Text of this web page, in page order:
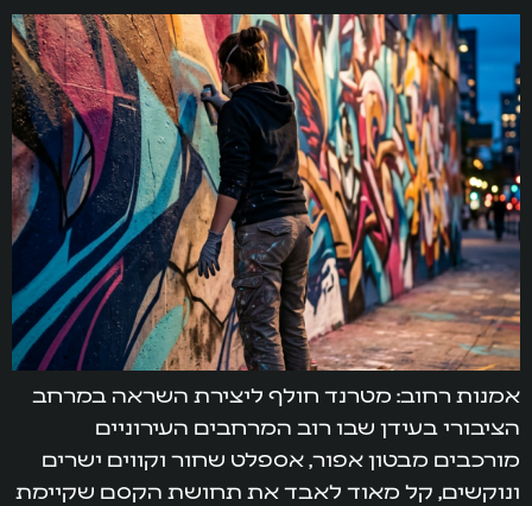
אמנות רחוב: מטרנד חולף ליצירת השראה במרחב
הציבורי בעידן שבו רוב המרחבים העירוניים
מורכבים מבטון אפור, אספלט שחור וקווים ישרים
ונוקשים, קל מאוד לאבד את תחושת הקסם שקיימת